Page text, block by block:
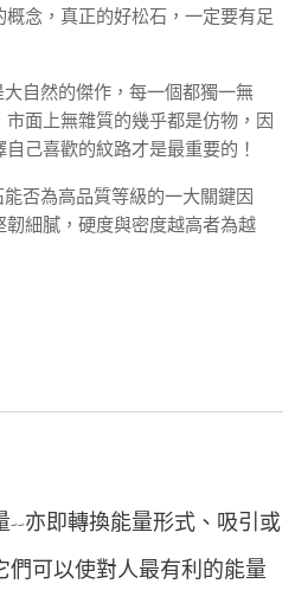
念，真正的好松石，一定要有足
自然的傑作，每一個都獨一無
面上無雜質的幾乎都是仿物，因
己喜歡的紋路才是最重要的！
否為高品質等級的一大關鍵因
細膩，硬度與密度越高者為越
--亦即轉換能量形式、吸引或
們可以使對人最有利的能量